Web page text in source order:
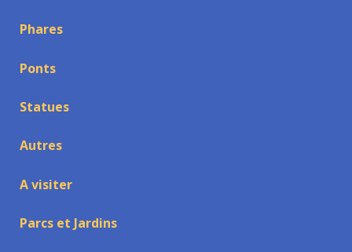
Phares
Ponts
Statues
Autres
A visiter
Parcs et Jardins